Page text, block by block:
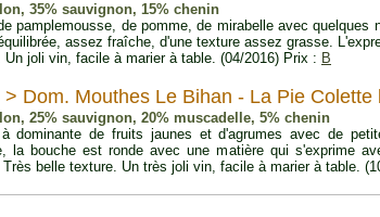
35% sauvignon, 15% chenin
pamplemousse, de pomme, de mirabelle avec quelques
assez fraîche, d'une texture assez grasse.
Un joli vin, facile à marier à table. (04/2016) Prix : B
> Dom. Mouthes Le Bihan - La Pie Colette
25% sauvignon, 20% muscadelle, 5% chenin
dominante de fruits jaunes et d'agrumes avec de
la bouche est ronde avec une matière qui s'exprime
Très belle texture. Un très joli vin, facile à marier à table.